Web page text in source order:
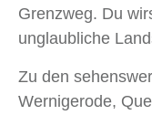
Grenzweg. Du
unglaubliche
Zu den
Wernigerode,